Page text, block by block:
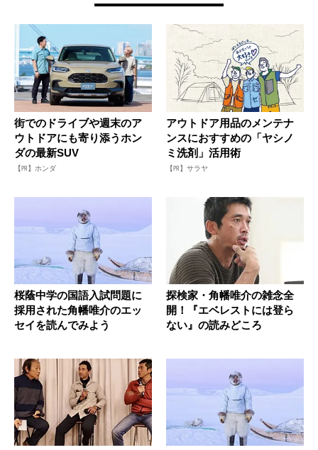
街でのドライブや週末のア
ウトドアにも寄り添うホン
ダの最新SUV
【PR】ホンダ
アウトドア用品のメンテナ
ンスにおすすめの「ヤシノ
ミ洗剤」活用術
【PR】サラヤ
桜蔭中学の国語入試問題に
採用された角幡唯介のエッ
セイを読んでみよう
探検家・角幡唯介の雑念全
開！『エベレストには登ら
ない』の読みどころ